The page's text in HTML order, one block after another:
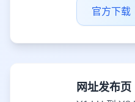
官方下载
网址发布页